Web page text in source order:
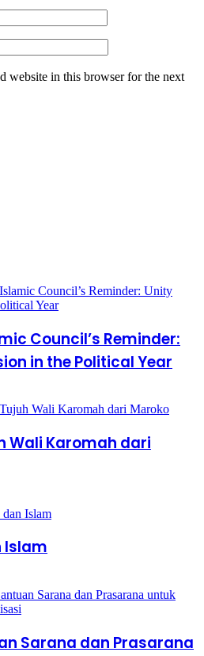
website in this browser for the next
Council’s Reminder:
in the Political Year
Wali Karomah dari
Islam
Sarana dan Prasarana